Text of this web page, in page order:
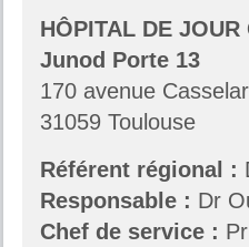
HÔPITAL DE
Junod Porte 13
170 avenue
31059 Toulouse
Référent régional :
Responsable : Dr
Chef de service :